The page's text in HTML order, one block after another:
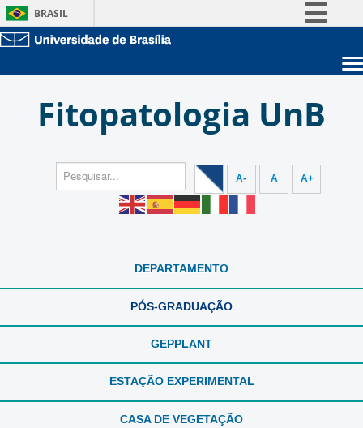
BRASIL
Acesso à informação
Canais
Unidades acadêmicas
Estude na UnB
Administração
Fitopatologia UnB
A- A A+
DEPARTAMENTO
PÓS-GRADUAÇÃO
GEPPLANT
ESTAÇÃO EXPERIMENTAL
CASA DE VEGETAÇÃO